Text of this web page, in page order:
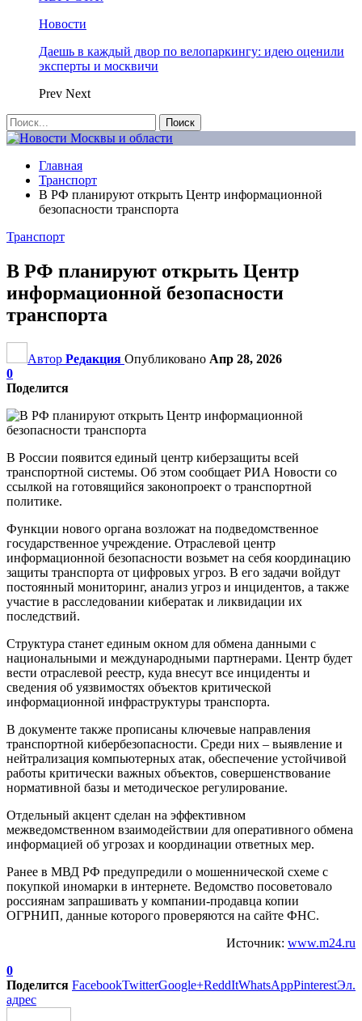
Новости
Даешь в каждый двор по велопаркингу: идею оценили
эксперты и москвичи
Prev Next
Главная
Транспорт
В РФ планируют открыть Центр информационной
безопасности транспорта
Транспорт
В РФ планируют открыть Центр
информационной безопасности
транспорта
Автор Редакция Опубликовано Апр 28, 2026
0
Поделится
В России появится единый центр киберзащиты всей
транспортной системы. Об этом сообщает РИА Новости со
ссылкой на готовящийся законопроект о транспортной
политике.
Функции нового органа возложат на подведомственное
государственное учреждение. Отраслевой центр
информационной безопасности возьмет на себя координацию
защиты транспорта от цифровых угроз. В его задачи войдут
постоянный мониторинг, анализ угроз и инцидентов, а также
участие в расследовании кибератак и ликвидации их
последствий.
Структура станет единым окном для обмена данными с
национальными и международными партнерами. Центр будет
вести отраслевой реестр, куда внесут все инциденты и
сведения об уязвимостях объектов критической
информационной инфраструктуры транспорта.
В документе также прописаны ключевые направления
транспортной кибербезопасности. Среди них – выявление и
нейтрализация компьютерных атак, обеспечение устойчивой
работы критически важных объектов, совершенствование
нормативной базы и методическое регулирование.
Отдельный акцент сделан на эффективном
межведомственном взаимодействии для оперативного обмена
информацией об угрозах и координации ответных мер.
Ранее в МВД РФ предупредили о мошеннической схеме с
покупкой иномарки в интернете. Ведомство посоветовало
россиянам запрашивать у компании-продавца копии
ОГРНИП, данные которого проверяются на сайте ФНС.
Источник: www.m24.ru
0
Поделится FacebookTwitterGoogle+ReddItWhatsAppPinterestЭл.
адрес